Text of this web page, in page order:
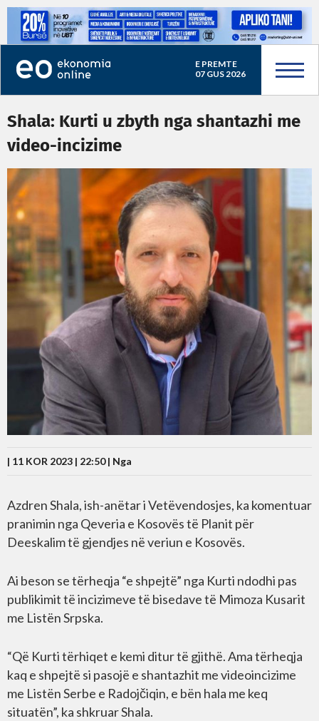
E PREMTE
07 GUS 2026
Shala: Kurti u zbyth nga shantazhi me
video-incizime
| 11 KOR 2023 | 22:50 | Nga
Azdren Shala, ish-anëtar i Vetëvendosjes, ka komentuar
pranimin nga Qeveria e Kosovës të Planit për
Deeskalim të gjendjes në veriun e Kosovës.
Ai beson se tërheqja “e shpejtë” nga Kurti ndodhi pas
publikimit të incizimeve të bisedave të Mimoza Kusarit
me Listën Srpska.
“Që Kurti tërhiqet e kemi ditur të gjithë. Ama tërheqja
kaq e shpejtë si pasojë e shantazhit me videoincizime
me Listën Serbe e Radojčiqin, e bën hala me keq
situatën”, ka shkruar Shala.